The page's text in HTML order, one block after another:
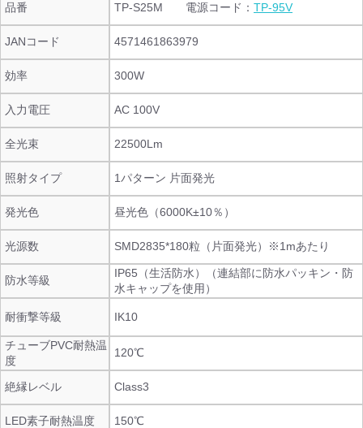
品番 TP-S25M 電源コード： TP-95V
JANコード 4571461863979
効率 300W
入力電圧 AC 100V
全光束 22500Lm
照射タイプ 1パターン 片面発光
発光色 昼光色（6000K±10％）
光源数 SMD2835*180粒（⽚⾯発光）※1mあたり
防水等級
IP65（生活防水）（連結部に防水パッキン・防
水キャップを使用）
耐衝撃等級 IK10
チューブPVC耐熱温
度
120℃
絶縁レベル Class3
LED素子耐熱温度 150℃